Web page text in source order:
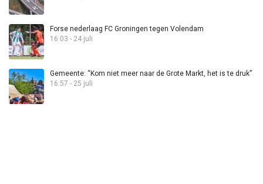
Forse nederlaag FC Groningen tegen Volendam
16:03 - 24 juli
Gemeente: “Kom niet meer naar de Grote Markt, het is te druk”
16:57 - 25 juli